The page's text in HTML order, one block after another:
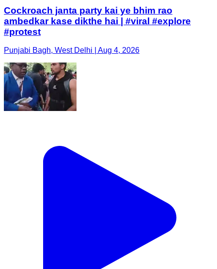
Cockroach janta party kai ye bhim rao
ambedkar kase dikthe hai | #viral #explore
#protest
Punjabi Bagh, West Delhi | Aug 4, 2026